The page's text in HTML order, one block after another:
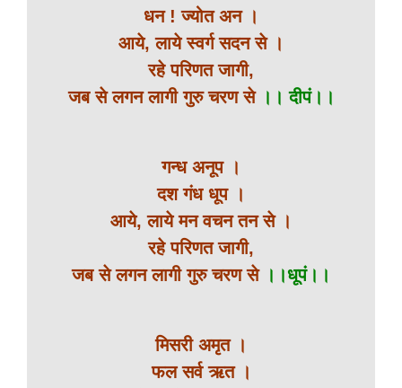
धन ! ज्योत अन ।
आये, लाये स्वर्ग सदन से ।
रहे परिणत जागी,
जब से लगन लागी गुरु चरण से ।। दीपं।।
गन्ध अनूप ।
दश गंध धूप ।
आये, लाये मन वचन तन से ।
रहे परिणत जागी,
जब से लगन लागी गुरु चरण से ।।धूपं।।
मिसरी अमृत ।
फल सर्व ऋत ।